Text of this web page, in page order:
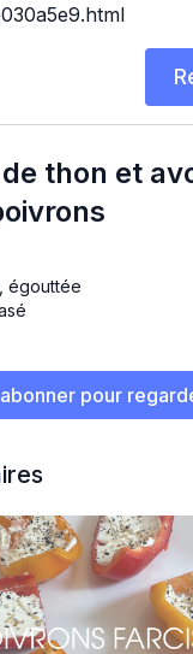
thon et
égouttée
yogourt grec nature
goût
le sel et le poivre.
de mini-poivrons
ou garde au frigo
pour